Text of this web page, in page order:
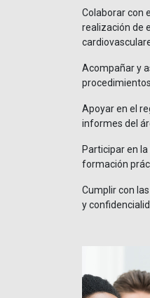
Colaborar con
realización de
Acompañar y
Apoyar en el
informes del
Participar en
formación
Cumplir con
y